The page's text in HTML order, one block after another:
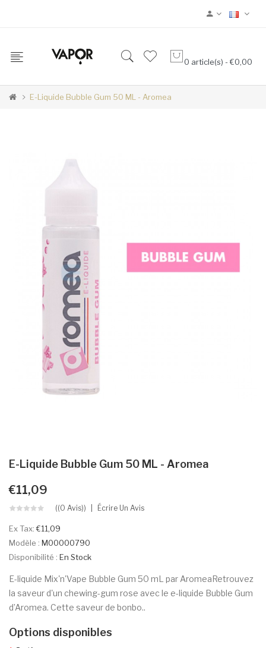
0 article(s) - €0,00
E-Liquide Bubble Gum 50 ML - Aromea
E-Liquide Bubble Gum 50 ML - Aromea
€11,09
((0 Avis)) Écrire Un Avis
Ex Tax:€11,09
Modèle : M00000790
Disponibilité : En Stock
E-liquide Mix'n'Vape Bubble Gum 50 mL par AromeaRetrouvez
la saveur d'un chewing-gum rose avec le e-liquide Bubble Gum
d’Aromea. Cette saveur de bonbo..
Options disponibles